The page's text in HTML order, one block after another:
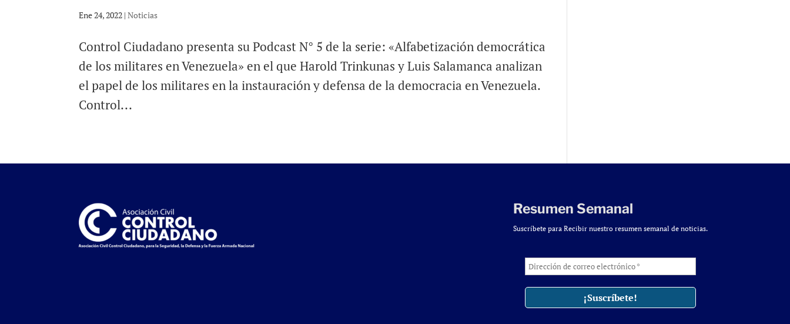
Ene 24, 2022 |Noticias
Control Ciudadano presenta su Podcast N° 5 de la serie: «Alfabetización democrática
de los militares en Venezuela» en el que Harold Trinkunas y Luis Salamanca analizan
el papel de los militares en la instauración y defensa de la democracia en Venezuela.
Control...
Resumen Semanal
Suscríbete para Recibir nuestro resumen semanal de noticias.